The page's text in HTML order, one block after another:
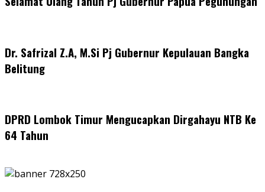
Dr. Safrizal Z.A, M.Si Pj Gubernur Kepulauan Bangka
Belitung
DPRD Lombok Timur Mengucapkan Dirgahayu NTB Ke
64 Tahun